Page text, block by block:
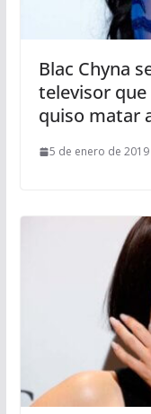
Blac Chyna
televisor
quiso matar
5 de enero de 2019